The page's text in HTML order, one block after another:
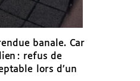
banale. Car
: refus de
lors d’un